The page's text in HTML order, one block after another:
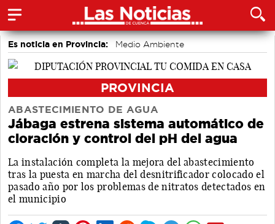
Es noticia en Provincia:
Medio Ambiente
accidentes laborales
PROVINCIA
ABASTECIMIENTO DE AGUA
Jábaga estrena sistema automático de
cloración y control del pH del agua
La instalación completa la mejora del abastecimiento
tras la puesta en marcha del desnitrificador colocado el
pasado año por los problemas de nitratos detectados en
el municipio